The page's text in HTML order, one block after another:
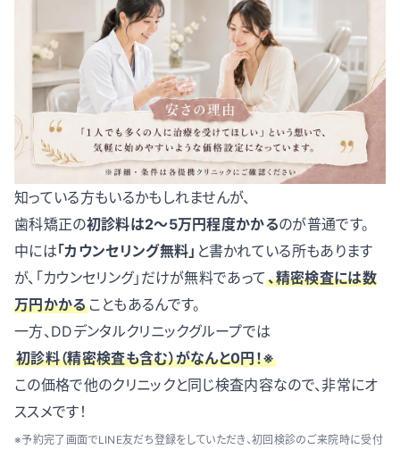
知っている方もいるかもしれませんが、
歯科矯正の初診料は2〜5万円程度かかるのが普通です。
中には「カウンセリング無料」 と書かれている所もあります
が、「カウンセリング」だけが無料であって、精密検査には数
万円かかることもあるんです。
一方、DDデンタルクリニックグループでは
初診料（精密検査も含む）がなんと0円！※
この価格で他のクリニックと同じ検査内容なので、非常にオ
ススメです！
※予約完了画面でLINE友だち登録をしていただき、初回検診のご来院時に受付